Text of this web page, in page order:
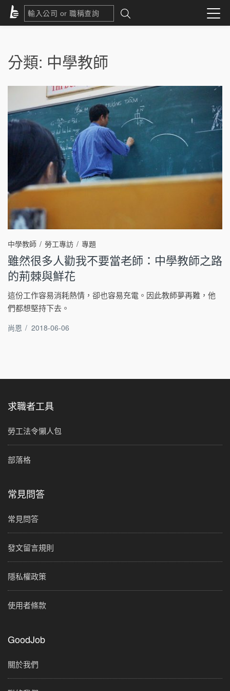
分類: 中學教師
中學教師 勞工專訪 專題
雖然很多人勸我不要當老師：中學教師之路
的荊棘與鮮花
這份工作容易消耗熱情，卻也容易充電。因此教師夢再難，他
們都想堅持下去。
尚恩 / 2018-06-06
求職者工具
勞工法令懶人包
部落格
常見問答
常見問答
發文留言規則
隱私權政策
使用者條款
GoodJob
關於我們